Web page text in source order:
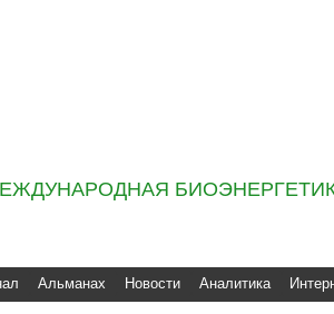
Альманах Новости Аналитика